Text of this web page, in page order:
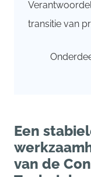
transitie van
Een
van de